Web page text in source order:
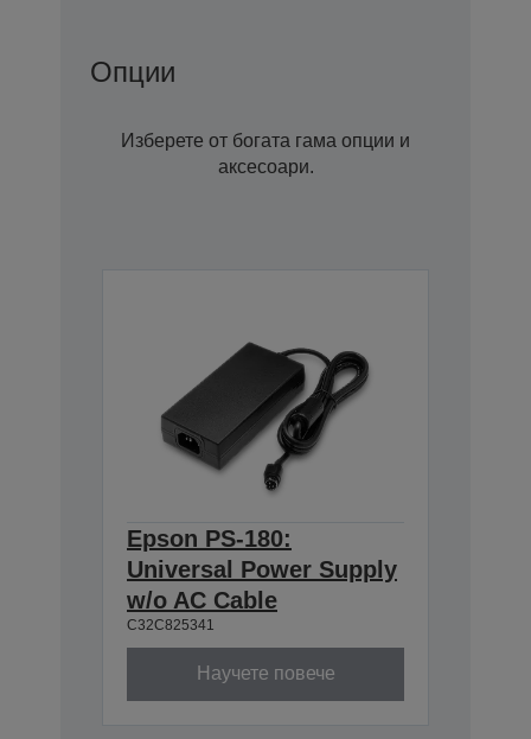
Опции
Изберете от богата гама опции и
аксесоари.
Epson PS-180:
Universal Power Supply
w/o AC Cable
C32C825341
Научете повече